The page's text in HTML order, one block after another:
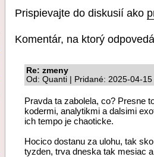
Prispievajte do diskusií ako
Komentár, na ktorý
Re: zmeny
Od: Quanti | Pridané: 2025-04-
Pravda ta zabolela, co? Presne
kodermi, analytikmi a dalsimi
ich tempo je chaoticke.
Hocico dostanu za ulohu, tak
tyzden, trva dneska tak mesiac